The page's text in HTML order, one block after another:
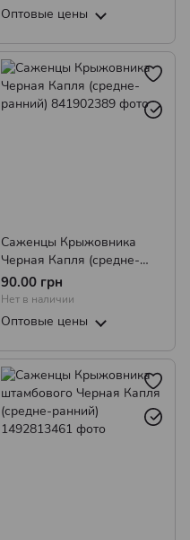
Оптовые цены
Саженцы Крыжовника
Черная Капля (средне-
ранний)
90.00 грн
Нет в наличии
Оптовые цены